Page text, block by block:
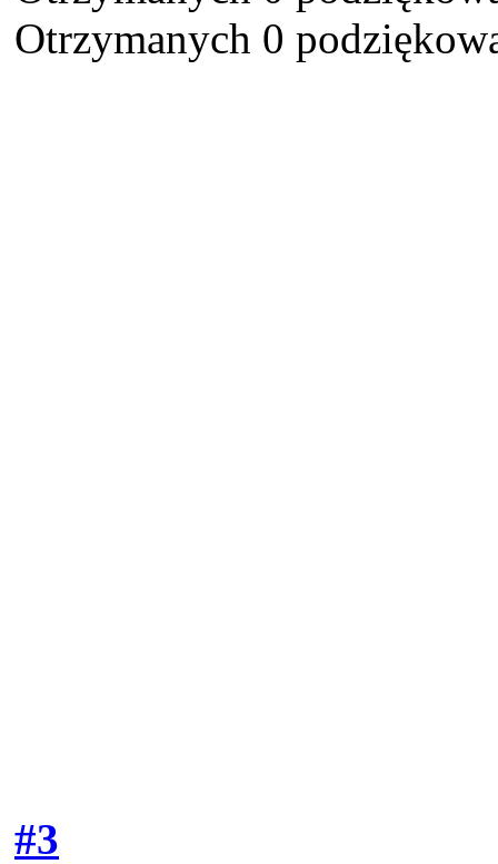
Otrzymanych 0
#3